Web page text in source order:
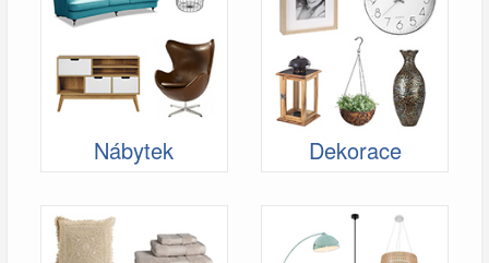
Nábytek Dekorace